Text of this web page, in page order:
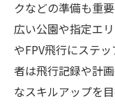
クなどの準備も重
広い公園や指定エ
やFPV飛行にステ
者は飛行記録や計
なスキルアップを